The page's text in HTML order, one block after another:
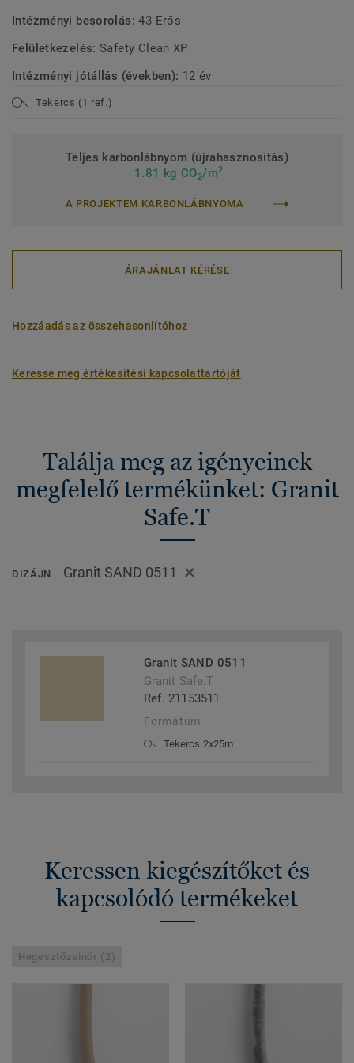
Intézményi besorolás:43 Erős
Felületkezelés:Safety Clean XP
Intézményi jótállás (években): 12 év
Tekercs (1 ref.)
Teljes karbonlábnyom (újrahasznosítás)
1.81 kg CO2/m2
A PROJEKTEM KARBONLÁBNYOMA
ÁRAJÁNLAT KÉRÉSE
Hozzáadás az összehasonlítóhoz
Keresse meg értékesítési kapcsolattartóját
Találja meg az igényeinek
megfelelő termékünket: Granit
Safe.T
DIZÁJN Granit SAND 0511
Granit SAND 0511
Granit Safe.T
Ref. 21153511
Formátum
Tekercs 2x25m
Keressen kiegészítőket és
kapcsolódó termékeket
Hegesztőzsinór (2)